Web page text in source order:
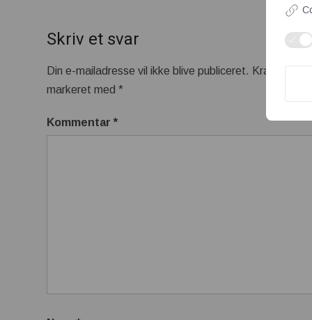
Skriv et svar
Din e-mailadresse vil ikke blive publiceret. Krævede
markeret med*
Kommentar*